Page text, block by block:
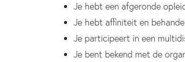
Je hebt een afgeronde
Je hebt affiniteit en
Je participeert in een
Je bent bekend met de